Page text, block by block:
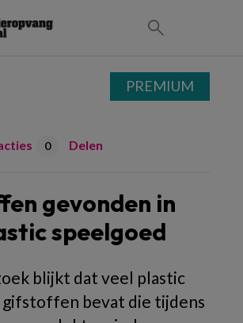
0 Delen
gevonden in
speelgoed
blijkt dat veel plastic
gifstoffen bevat die tijdens
PREMIUM